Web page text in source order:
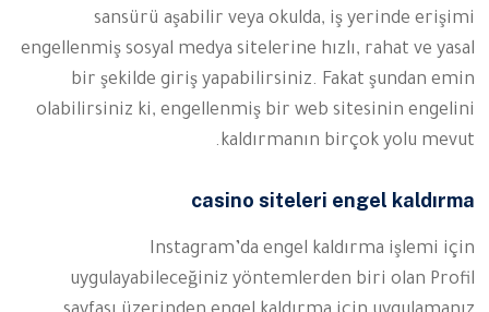
sansürü aşabilir veya okulda, iş yerinde erişimi
engellenmiş sosyal medya sitelerine hızlı, rahat ve yasal
bir şekilde giriş yapabilirsiniz. Fakat şundan emin
olabilirsiniz ki, engellenmiş bir web sitesinin engelini
kaldırmanın birçok yolu mevut.
casino siteleri engel kaldırma
Instagram’da engel kaldırma işlemi için
uygulayabileceğiniz yöntemlerden biri olan Profil